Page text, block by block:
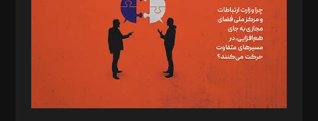
طراح یونیفرم: مجید توکلی
فیلمبرداری و عکاسی: امیر شفیعی، مانی لطفی زاده
گرافیک و صفحه‌آرایی: سید‌سبحان‌علی ثابت
مد‌یر توسعه تجاری: کامبیز برید‌
امور مالی: شاپور رهبری، محمد‌ کاظمی‌نیا